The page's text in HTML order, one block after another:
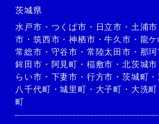
茨城県
水戸市 ・ つくば市 ・ 日立市 ・ 土浦市
市 ・筑西市 ・神栖市 ・牛久市 ・ 龍
常総市 ・ 守谷市 ・ 常陸太田市 ・ 那珂
鉾田市 ・ 阿見町 ・ 稲敷市 ・北茨城市
らい市 ・ 下妻市 ・ 行方市 ・茨城町 ・
八千代町 ・城里町 ・ 大子町 ・ 大洗町
町